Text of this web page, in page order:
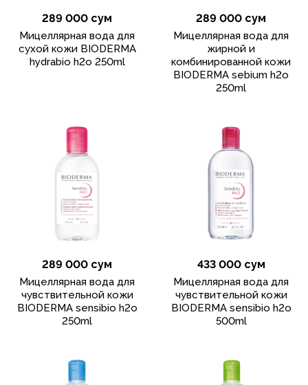
289 000 сум
Мицеллярная вода для
сухой кожи BIODERMA
hydrabio h2o 250ml
289 000 сум
Мицеллярная вода для
жирной и
комбинированной кожи
BIODERMA sebium h2o
250ml
289 000 сум
Мицеллярная вода для
чувствительной кожи
BIODERMA sensibio h2o
250ml
433 000 сум
Мицеллярная вода для
чувствительной кожи
BIODERMA sensibio h2o
500ml